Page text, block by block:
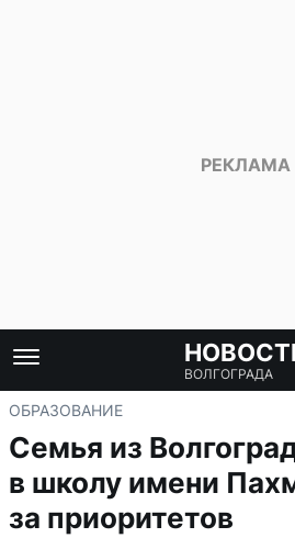
ВОЛГОГРАДА
ОБРАЗОВАНИЕ
Семья из
в школу имени
за приоритетов